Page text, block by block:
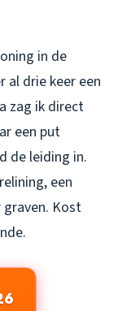
in de
al drie keer een
zag ik direct
een put
de leiding in.
een
graven. Kost